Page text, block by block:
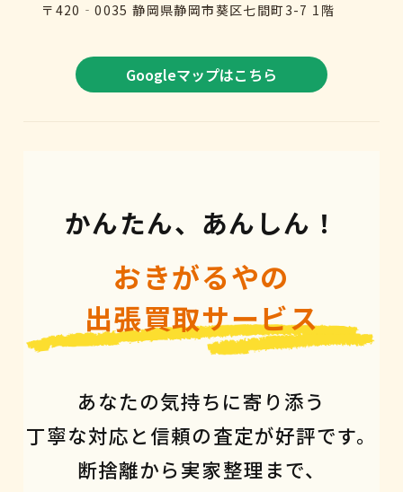
〒420‐0035 静岡県静岡市葵区七間町3-7 1階
Googleマップはこちら
かんたん、あんしん！
おきがるやの
出張買取サービス
あなたの気持ちに寄り添う
丁寧な対応と信頼の査定が好評です。
断捨離から実家整理まで、